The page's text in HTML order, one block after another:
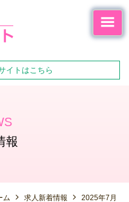
イトはこちら
報
ム 求人新着情報 2025年7月